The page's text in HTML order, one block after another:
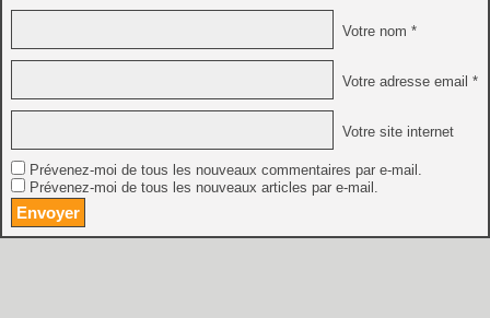
Votre nom *
Votre adresse email *
Votre site internet
Prévenez-moi de tous les nouveaux commentaires par e-mail.
Prévenez-moi de tous les nouveaux articles par e-mail.